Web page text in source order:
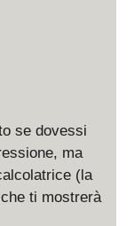
- \bar X \cdot
se dovessi
ma
(la
ti mostrerà